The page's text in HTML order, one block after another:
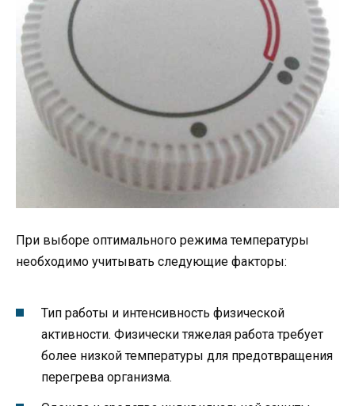
При выборе оптимального режима температуры
необходимо учитывать следующие факторы:
Тип работы и интенсивность физической
активности. Физически тяжелая работа требует
более низкой температуры для предотвращения
перегрева организма.